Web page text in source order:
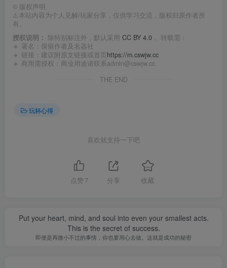
© 版权声明
⚠️本站内容为个人见解/玩家分享，仅供学习交流，版权归原作者所
有。
授权说明： 除特别标注外，默认采用 CC BY 4.0 ， 转载需：
🔹 署名：保留作者及 名器社
🔹 链接：建议附原文链接或首页https://m.cswjw.cc
🔹 商用需授权：商业用途请联系admin@cswjw.cc
THE END
玩杯心得
喜欢就支持一下吧
点赞 7 分享 收藏
Put your heart, mind, and soul into even your smallest acts.
This is the secret of success.
即便是再微小不过的事情，你也要用心去做。这就是成功的秘密